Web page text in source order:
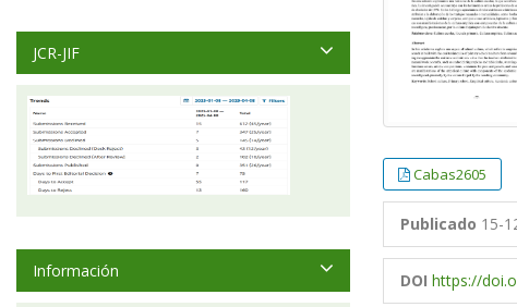
Cabas2605
Publicado 15-
DOI https://
JCR-JIF
Información